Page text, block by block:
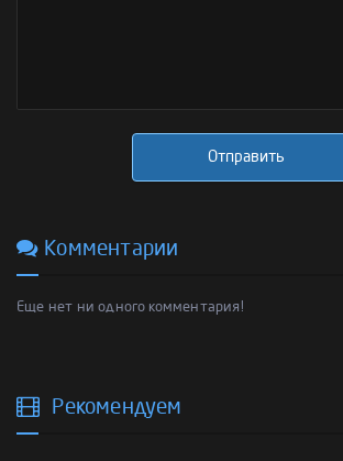
Отправить
Комментарии
Еще нет ни одного комментария!
Рекомендуем